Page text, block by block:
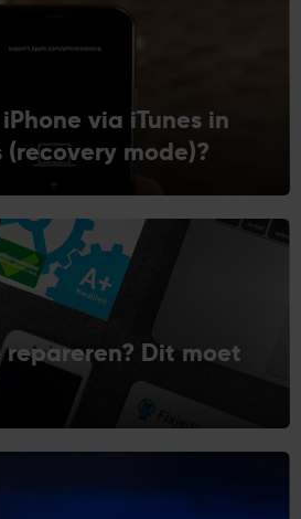
via iTunes in
mode)?
repareren? Dit moet